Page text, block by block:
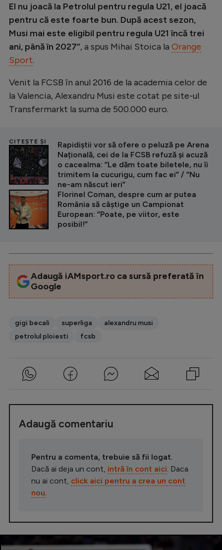
El nu joacă la Petrolul pentru regula U21, el joacă
pentru că este foarte bun. După acest sezon,
Musi mai este eligibil pentru regula U21 încă trei
ani, până în 2027”, a spus Mihai Stoica la Orange
Sport.
Venit la FCSB în anul 2016 de la academia celor de
la Valencia, Alexandru Musi este cotat pe site-ul
Transfermarkt la suma de 500.000 euro.
CITEȘTE ȘI
Rapidiștii vor să ofere o peluză pe Arena
Națională, cei de la FCSB refuză și acuză
o cacealma: ”Le dăm toate biletele, nu îi
trimitem la cucurigu, cum fac ei” / ”Nu
ne-am născut ieri”
Florinel Coman, despre cum ar putea
România să câștige un Campionat
European: ”Poate, pe viitor, este
posibil!”
Adaugă iAMsport.ro ca sursă preferată în
Google
gigi becali superliga
alexandru musi
petrolul ploiesti
fcsb
Adaugă comentariu
Pentru a comenta, trebuie să fii logat.
Dacă ai deja un cont, intră în cont aici . Daca
nu ai cont, click aici pentru a crea un cont
nou